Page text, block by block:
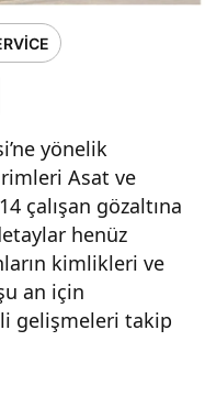
yönelik
Asat ve
çalışan gözaltına
henüz
kimlikleri ve
an için
gelişmeleri takip